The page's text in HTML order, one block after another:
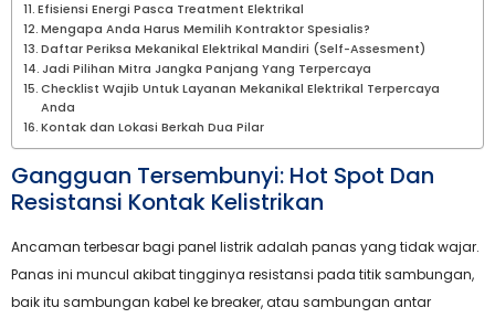
Efisiensi Energi Pasca Treatment Elektrikal
Mengapa Anda Harus Memilih Kontraktor Spesialis?
Daftar Periksa Mekanikal Elektrikal Mandiri (Self-Assesment)
Jadi Pilihan Mitra Jangka Panjang Yang Terpercaya
Checklist Wajib Untuk Layanan Mekanikal Elektrikal Terpercaya
Anda
Kontak dan Lokasi Berkah Dua Pilar
Gangguan Tersembunyi: Hot Spot Dan
Resistansi Kontak Kelistrikan
Ancaman terbesar bagi panel listrik adalah panas yang tidak wajar.
Panas ini muncul akibat tingginya resistansi pada titik sambungan,
baik itu sambungan kabel ke breaker, atau sambungan antar